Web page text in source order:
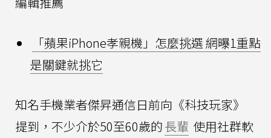
「蘋果iPhone孝親機」怎麼挑選 網曝1重點
是關鍵就挑它
知名手機業者傑昇通信日前向《科技玩家》
提到，不少介於50至60歲的長輩 使用社群軟